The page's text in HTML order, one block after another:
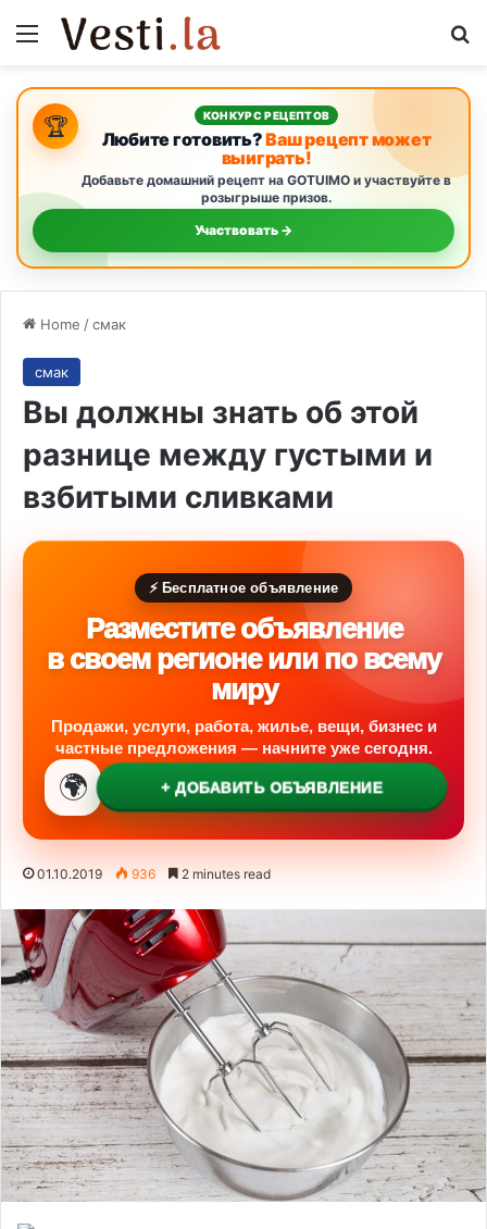
Menu
🏆 КОНКУРС РЕЦЕПТОВ
Любите готовить?Ваш рецепт может
выиграть!
Добавьте домашний рецепт на GOTUIMO и участвуйте в
розыгрыше призов.
Участвовать →
Home /смак
смак
Вы должны знать об этой
разнице между густыми и
взбитыми сливками
⚡ Бесплатное объявление
Разместите объявление
в своем регионе или по всему
миру
Продажи, услуги, работа, жилье, вещи, бизнес и
частные предложения — начните уже сегодня.
🌍 + ДОБАВИТЬ ОБЪЯВЛЕНИЕ
01.10.2019 936 2 minutes read